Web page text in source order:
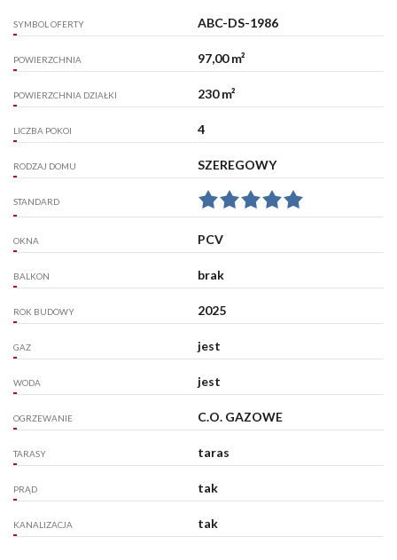
SYMBOL OFERTY ABC-DS-1986
POWIERZCHNIA 97,00 m²
POWIERZCHNIA DZIAŁKI 230 m²
LICZBA POKOI 4
RODZAJ DOMU SZEREGOWY
STANDARD
OKNA PCV
BALKON brak
ROK BUDOWY 2025
GAZ jest
WODA jest
OGRZEWANIE C.O. GAZOWE
TARASY taras
PRĄD tak
KANALIZACJA tak